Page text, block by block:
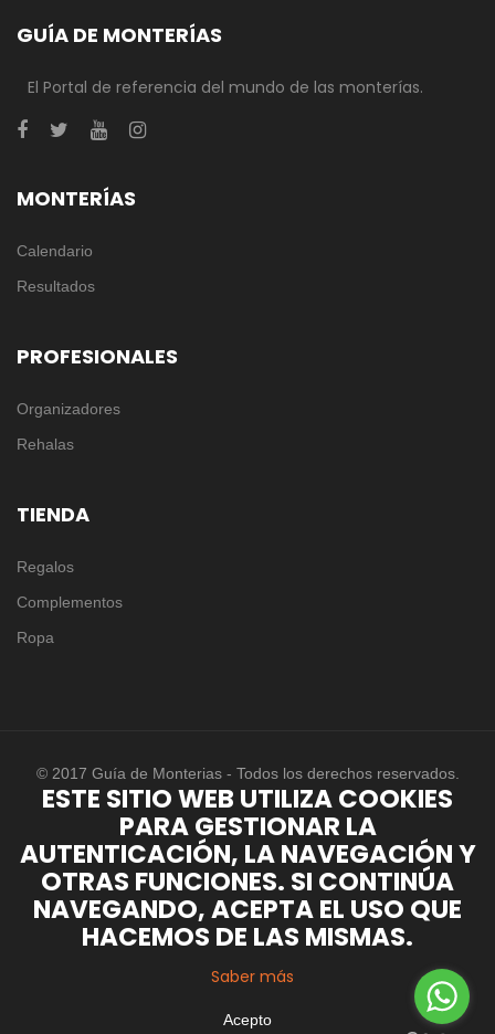
GUÍA DE MONTERÍAS
El Portal de referencia del mundo de las monterías.
MONTERÍAS
Calendario
Resultados
PROFESIONALES
Organizadores
Rehalas
TIENDA
Regalos
Complementos
Ropa
© 2017 Guía de Monterias - Todos los derechos reservados.
ESTE SITIO WEB UTILIZA COOKIES
PARA GESTIONAR LA
AUTENTICACIÓN, LA NAVEGACIÓN Y
OTRAS FUNCIONES. SI CONTINÚA
NAVEGANDO, ACEPTA EL USO QUE
HACEMOS DE LAS MISMAS.
Saber más
Acepto